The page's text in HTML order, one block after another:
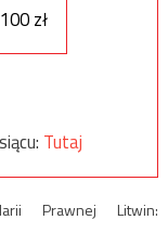
100 zł
Tutaj
Prawnej Litwin: